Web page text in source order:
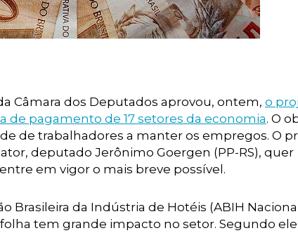
Câmara dos Deputados aprovou, ontem, o
de pagamento de 17 setores da economia. O
de trabalhadores a manter os empregos. O
deputado Jerônimo Goergen (PP-RS), quer
em vigor o mais breve possível.
Brasileira da Indústria de Hotéis (ABIH
tem grande impacto no setor. Segundo